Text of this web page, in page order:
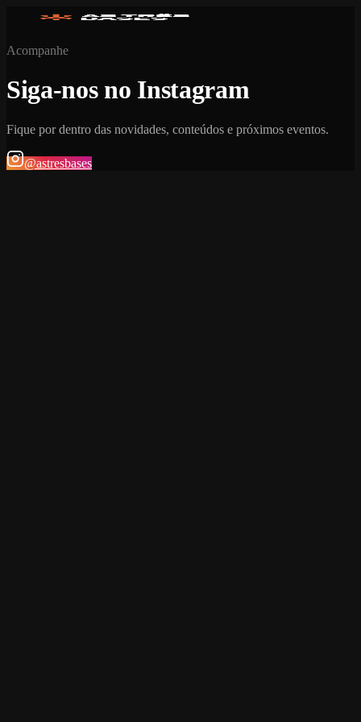
Acompanhe
Siga-nos no Instagram
Fique por dentro das novidades, conteúdos e próximos eventos.
@astresbases